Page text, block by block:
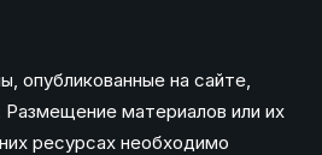
опубликованные на сайте,
материалов или их
ресурсах необходимо